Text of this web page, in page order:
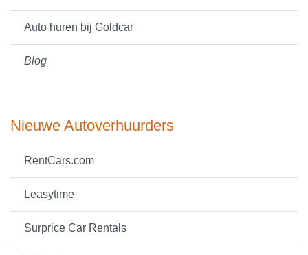
Auto huren bij Goldcar
Blog
Nieuwe Autoverhuurders
RentCars.com
Leasytime
Surprice Car Rentals